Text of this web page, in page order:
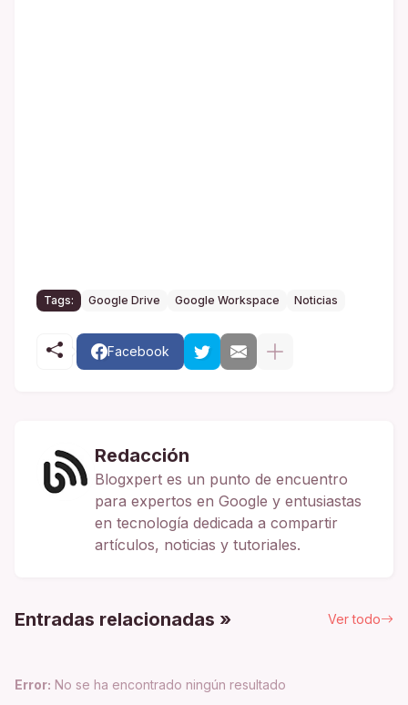
Tags: Google Drive Google Workspace Noticias
Facebook
Redacción
Blogxpert es un punto de encuentro
para expertos en Google y entusiastas
en tecnología dedicada a compartir
artículos, noticias y tutoriales.
Entradas relacionadas » Ver todo
Error: No se ha encontrado ningún resultado